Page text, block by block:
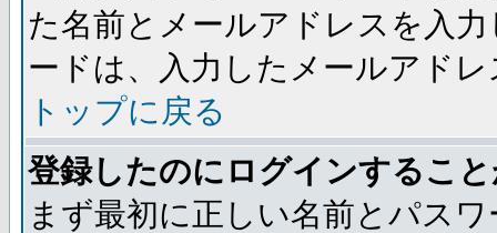
た名前とメールアドレスを入
ードは、入力したメールアド
トップに戻る
登録したのにログインするこ
まず最初に正しい名前とパス